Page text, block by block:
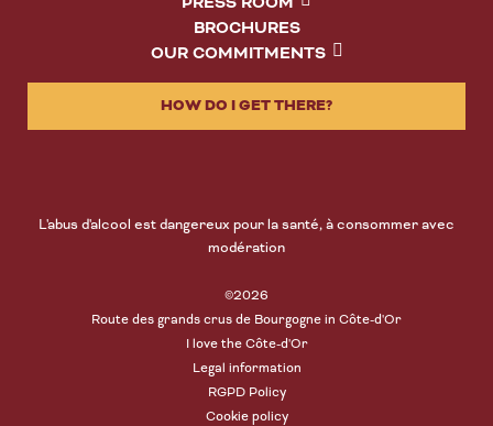
BROCHURES
OUR COMMITMENTS
HOW DO I GET THERE?
L'abus d'alcool est dangereux pour la santé, à consommer avec
modération
©2026
Route des grands crus de Bourgogne in Côte-d'Or
I love the Côte-d'Or
Legal information
RGPD Policy
Cookie policy